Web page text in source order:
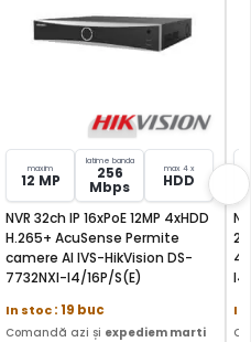
maxim
12 MP
latime banda
256
Mbps
max 4 x
HDD
NVR 32ch IP 16xPoE 12MP 4xHDD
H.265+ AcuSense Permite
camere AI IVS-HikVision DS-
7732NXI-I4/16P/S(E)
In stoc: 19 buc
Comandă azi și expediem marti
In